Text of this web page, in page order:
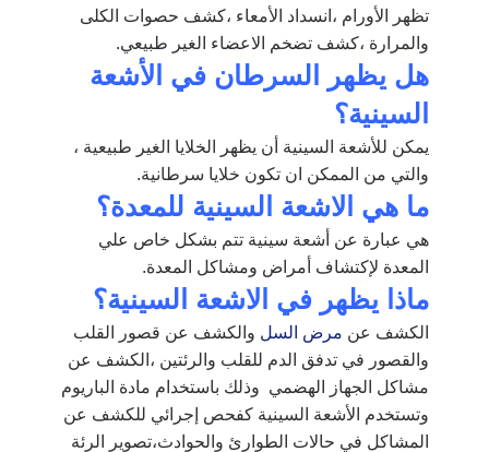
تظهر الأورام ،انسداد الأمعاء ،كشف حصوات الكلى
والمرارة ،كشف تضخم الاعضاء الغير طبيعي.
هل يظهر السرطان في الأشعة
السينية؟
يمكن للأشعة السينية أن يظهر الخلايا الغير طبيعية ،
والتي من الممكن ان تكون خلايا سرطانية.
ما هي الاشعة السينية للمعدة؟
هي عبارة عن أشعة سينية تتم بشكل خاص علي
المعدة لإكتشاف أمراض ومشاكل المعدة.
ماذا يظهر في الاشعة السينية؟
الكشف عن مرض السل والكشف عن قصور القلب
والقصور في تدفق الدم للقلب والرئتين ،الكشف عن
مشاكل الجهاز الهضمي وذلك باستخدام مادة الباريوم
وتستخدم الأشعة السينية كفحص إجرائي للكشف عن
المشاكل في حالات الطوارئ والحوادث،تصوير الرئة